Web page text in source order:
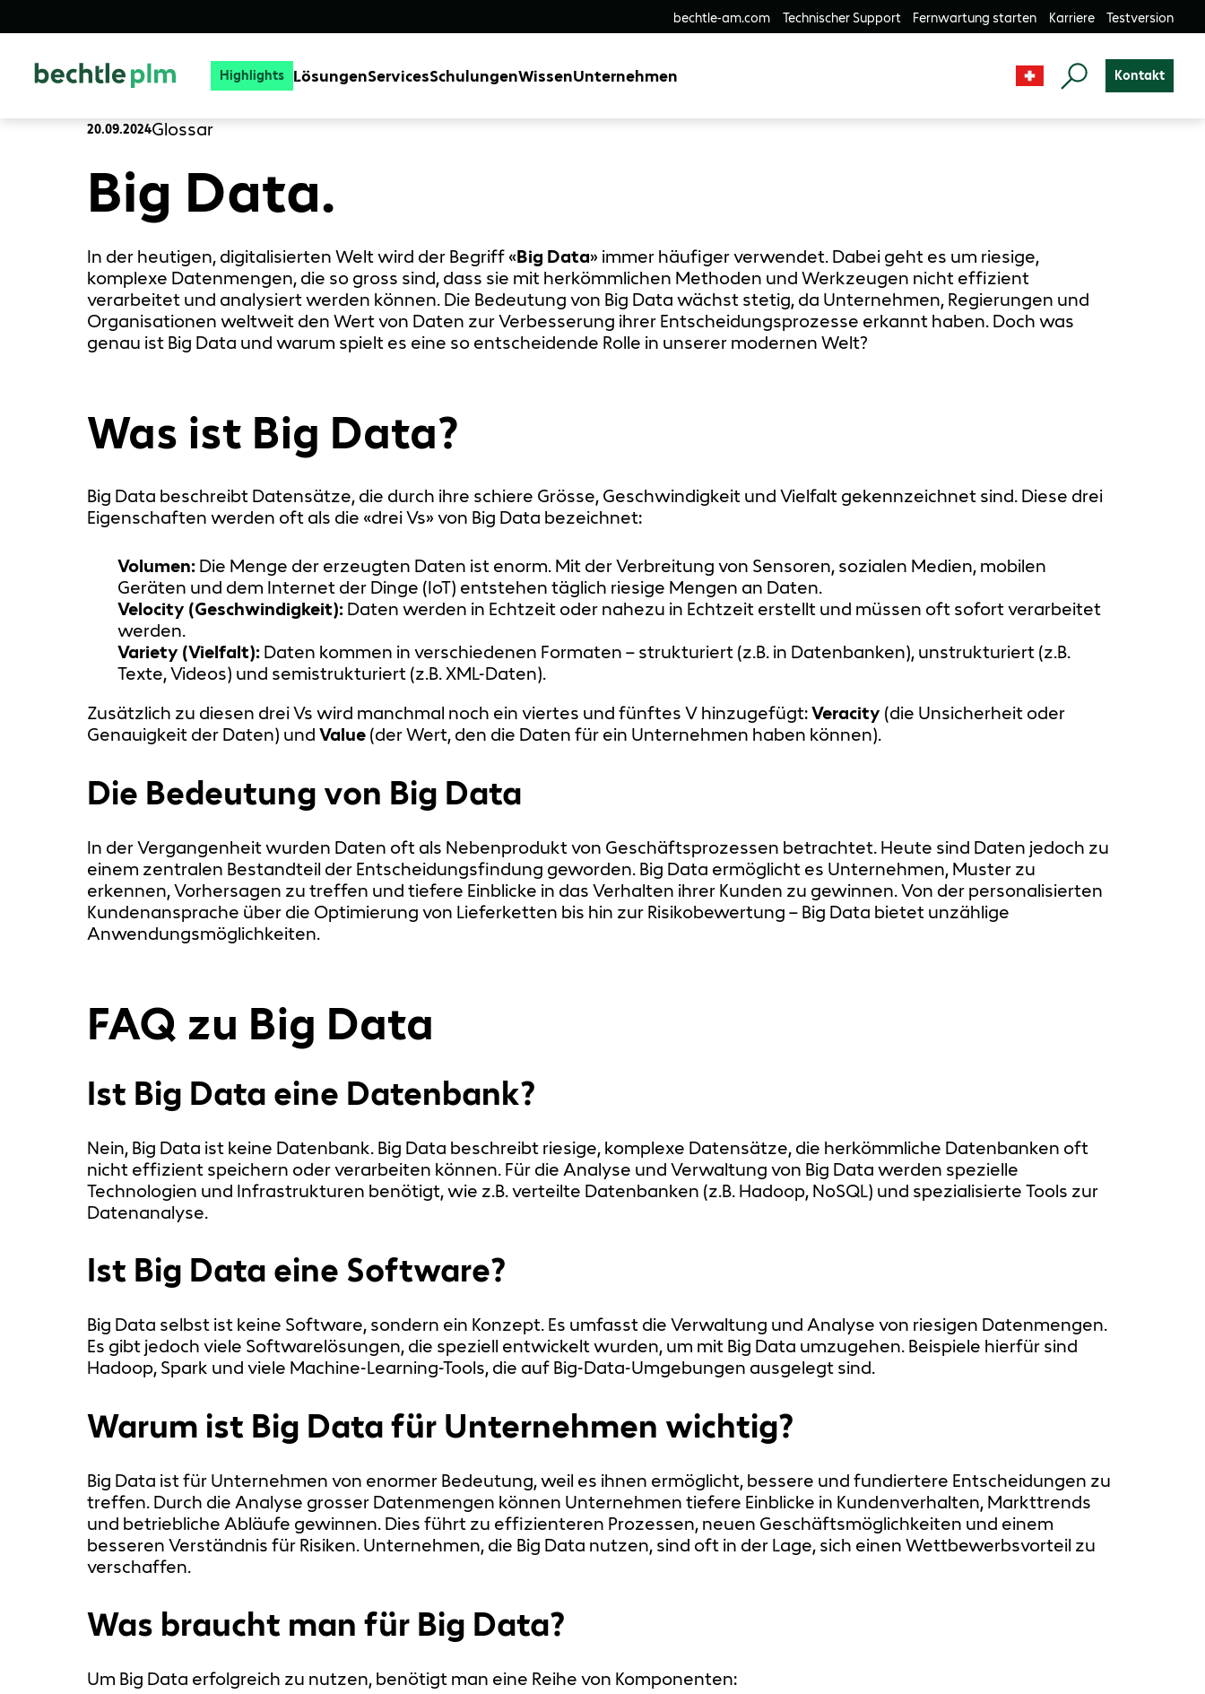
bechtle-am.com Technischer Support Fernwartung starten Karriere Testversion
Highlights LösungenServicesSchulungenWissenUnternehmen Kontakt
20.09.2024Glossar
Big Data.
In der heutigen, digitalisierten Welt wird der Begriff «Big Data» immer häufiger verwendet. Dabei geht es um riesige,
komplexe Datenmengen, die so gross sind, dass sie mit herkömmlichen Methoden und Werkzeugen nicht effizient
verarbeitet und analysiert werden können. Die Bedeutung von Big Data wächst stetig, da Unternehmen, Regierungen und
Organisationen weltweit den Wert von Daten zur Verbesserung ihrer Entscheidungsprozesse erkannt haben. Doch was
genau ist Big Data und warum spielt es eine so entscheidende Rolle in unserer modernen Welt?
Was ist Big Data?
Big Data beschreibt Datensätze, die durch ihre schiere Grösse, Geschwindigkeit und Vielfalt gekennzeichnet sind. Diese drei
Eigenschaften werden oft als die «drei Vs» von Big Data bezeichnet:
Volumen:Die Menge der erzeugten Daten ist enorm. Mit der Verbreitung von Sensoren, sozialen Medien, mobilen
Geräten und dem Internet der Dinge (IoT) entstehen täglich riesige Mengen an Daten.
Velocity (Geschwindigkeit):Daten werden in Echtzeit oder nahezu in Echtzeit erstellt und müssen oft sofort verarbeitet
werden.
Variety (Vielfalt):Daten kommen in verschiedenen Formaten – strukturiert (z.B. in Datenbanken), unstrukturiert (z.B.
Texte, Videos) und semistrukturiert (z.B. XML-Daten).
Zusätzlich zu diesen drei Vs wird manchmal noch ein viertes und fünftes V hinzugefügt:Veracity (die Unsicherheit oder
Genauigkeit der Daten) undValue (der Wert, den die Daten für ein Unternehmen haben können).
Die Bedeutung von Big Data
In der Vergangenheit wurden Daten oft als Nebenprodukt von Geschäftsprozessen betrachtet. Heute sind Daten jedoch zu
einem zentralen Bestandteil der Entscheidungsfindung geworden. Big Data ermöglicht es Unternehmen, Muster zu
erkennen, Vorhersagen zu treffen und tiefere Einblicke in das Verhalten ihrer Kunden zu gewinnen. Von der personalisierten
Kundenansprache über die Optimierung von Lieferketten bis hin zur Risikobewertung – Big Data bietet unzählige
Anwendungsmöglichkeiten.
FAQ zu Big Data
Ist Big Data eine Datenbank?
Nein, Big Data ist keine Datenbank. Big Data beschreibt riesige, komplexe Datensätze, die herkömmliche Datenbanken oft
nicht effizient speichern oder verarbeiten können. Für die Analyse und Verwaltung von Big Data werden spezielle
Technologien und Infrastrukturen benötigt, wie z.B. verteilte Datenbanken (z.B. Hadoop, NoSQL) und spezialisierte Tools zur
Datenanalyse.
Ist Big Data eine Software?
Big Data selbst ist keine Software, sondern ein Konzept. Es umfasst die Verwaltung und Analyse von riesigen Datenmengen.
Es gibt jedoch viele Softwarelösungen, die speziell entwickelt wurden, um mit Big Data umzugehen. Beispiele hierfür sind
Hadoop, Spark und viele Machine-Learning-Tools, die auf Big-Data-Umgebungen ausgelegt sind.
Warum ist Big Data für Unternehmen wichtig?
Big Data ist für Unternehmen von enormer Bedeutung, weil es ihnen ermöglicht, bessere und fundiertere Entscheidungen zu
treffen. Durch die Analyse grosser Datenmengen können Unternehmen tiefere Einblicke in Kundenverhalten, Markttrends
und betriebliche Abläufe gewinnen. Dies führt zu effizienteren Prozessen, neuen Geschäftsmöglichkeiten und einem
besseren Verständnis für Risiken. Unternehmen, die Big Data nutzen, sind oft in der Lage, sich einen Wettbewerbsvorteil zu
verschaffen.
Was braucht man für Big Data?
Um Big Data erfolgreich zu nutzen, benötigt man eine Reihe von Komponenten: